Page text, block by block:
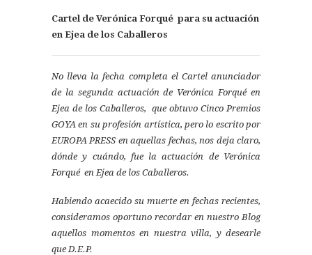
Cartel de Verónica Forqué para su actuación
en Ejea de los Caballeros
No lleva la fecha completa el Cartel anunciador
de la segunda actuación de Verónica Forqué en
Ejea de los Caballeros, que obtuvo Cinco Premios
GOYA en su profesión artística, pero lo escrito por
EUROPA PRESS en aquellas fechas, nos deja claro,
dónde y cuándo, fue la actuación de Verónica
Forqué en Ejea de los Caballeros.
Habiendo acaecido su muerte en fechas recientes,
consideramos oportuno recordar en nuestro Blog
aquellos momentos en nuestra villa, y desearle
que D.E.P.